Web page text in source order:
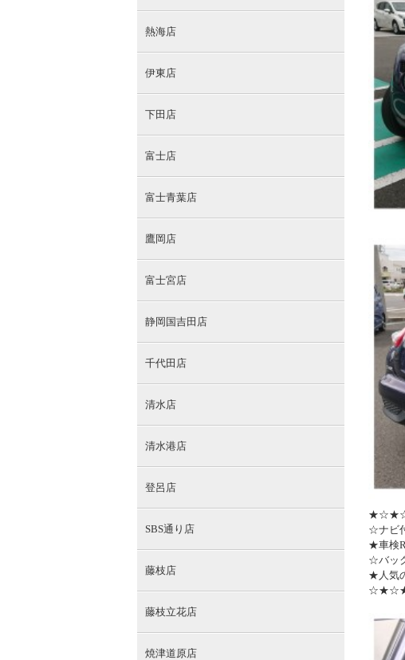
☆ナビ
★車検
☆バッ
★人気
熱海店
伊東店
下田店
富士店
富士青葉店
鷹岡店
富士宮店
静岡国吉田店
千代田店
清水店
清水港店
登呂店
SBS通り店
藤枝店
藤枝立花店
焼津道原店